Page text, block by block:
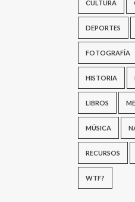
CULTURA
DEPORTES
FOTOGRAFÍA
HISTORIA
LIBROS
MÚSICA
RECURSOS
WTF?